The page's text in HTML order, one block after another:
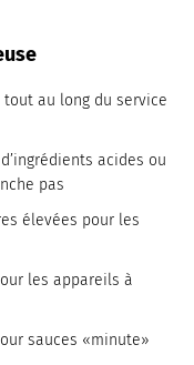
au long du service
acides ou
pas
élevées pour les
les appareils à
sauces «minute»